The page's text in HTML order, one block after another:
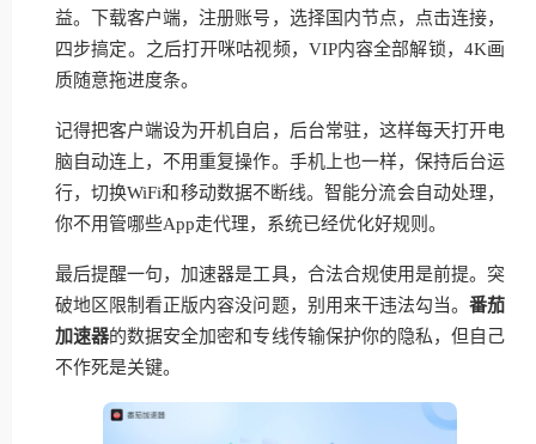
益。下载客户端，注册账号，选择国内节点，点击连接，
四步搞定。之后打开咪咕视频，VIP内容全部解锁，4K画
质随意拖进度条。
记得把客户端设为开机自启，后台常驻，这样每天打开电
脑自动连上，不用重复操作。手机上也一样，保持后台运
行，切换WiFi和移动数据不断线。智能分流会自动处理，
你不用管哪些App走代理，系统已经优化好规则。
最后提醒一句，加速器是工具，合法合规使用是前提。突
破地区限制看正版内容没问题，别用来干违法勾当。 番茄
加速器的数据安全加密和专线传输保护你的隐私，但自己
不作死是关键。